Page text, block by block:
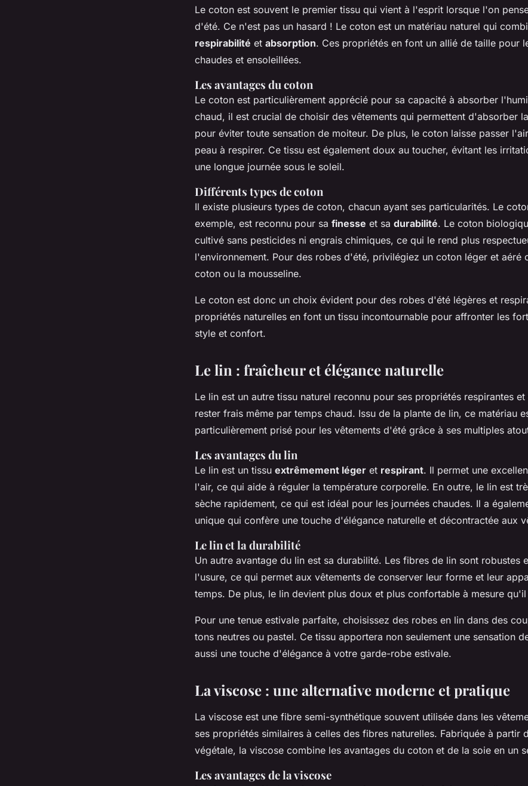
Le coton est souvent le premier tissu qui vient à l'esprit lorsque l'on
d'été. Ce n'est pas un hasard ! Le coton est un matériau naturel qui
respirabilité et absorption. Ces propriétés en font un allié de taille pour
chaudes et ensoleillées.
Les avantages du coton
Le coton est particulièrement apprécié pour sa capacité à absorber
chaud, il est crucial de choisir des vêtements qui permettent d'absorber
pour éviter toute sensation de moiteur. De plus, le coton laisse passer
peau à respirer. Ce tissu est également doux au toucher, évitant les
une longue journée sous le soleil.
Différents types de coton
Il existe plusieurs types de coton, chacun ayant ses particularités. Le
exemple, est reconnu pour sa finesse et sa durabilité. Le coton
cultivé sans pesticides ni engrais chimiques, ce qui le rend plus
l'environnement. Pour des robes d'été, privilégiez un coton léger et aéré
coton ou la mousseline.
Le coton est donc un choix évident pour des robes d'été légères et
propriétés naturelles en font un tissu incontournable pour affronter les
style et confort.
Le lin : fraîcheur et élégance naturelle
Le lin est un autre tissu naturel reconnu pour ses propriétés respirantes
rester frais même par temps chaud. Issu de la plante de lin, ce matériau
particulièrement prisé pour les vêtements d'été grâce à ses multiples
Les avantages du lin
Le lin est un tissu extrêmement léger et respirant. Il permet une
l'air, ce qui aide à réguler la température corporelle. En outre, le lin est
sèche rapidement, ce qui est idéal pour les journées chaudes. Il a
unique qui confère une touche d'élégance naturelle et décontractée aux
Le lin et la durabilité
Un autre avantage du lin est sa durabilité. Les fibres de lin sont robustes
l'usure, ce qui permet aux vêtements de conserver leur forme et leur
temps. De plus, le lin devient plus doux et plus confortable à mesure
Pour une tenue estivale parfaite, choisissez des robes en lin dans des
tons neutres ou pastel. Ce tissu apportera non seulement une sensation
aussi une touche d'élégance à votre garde-robe estivale.
La viscose : une alternative moderne et pratique
La viscose est une fibre semi-synthétique souvent utilisée dans les
ses propriétés similaires à celles des fibres naturelles. Fabriquée à partir
végétale, la viscose combine les avantages du coton et de la soie en un
Les avantages de la viscose